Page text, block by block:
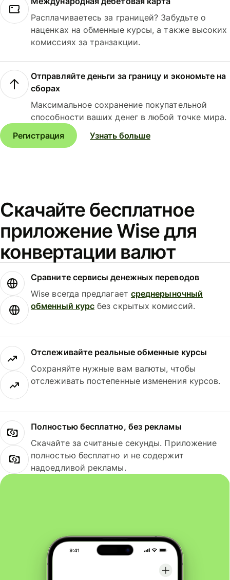
Расплачиваетесь за границей? Забудьте о
наценках на обменные курсы, а также высоких
комиссиях за транзакции.
Отправляйте деньги за границу и экономьте на
сборах
Максимальное сохранение покупательной
способности ваших денег в любой точке мира.
Регистрация
Узнать больше
Скачайте бесплатное
приложение Wise для
конвертации валют
Сравните сервисы денежных переводов
Wise всегда предлагает среднерыночный
обменный курс без скрытых комиссий.
Отслеживайте реальные обменные курсы
Сохраняйте нужные вам валюты, чтобы
отслеживать постепенные изменения курсов.
Полностью бесплатно, без рекламы
Скачайте за считаные секунды. Приложение
полностью бесплатно и не содержит
надоедливой рекламы.